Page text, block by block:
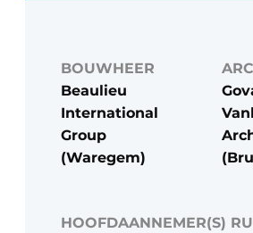
BOUWHEER
Beaulieu
International
Group
(Waregem)
HOOFDAANNEMER(S)